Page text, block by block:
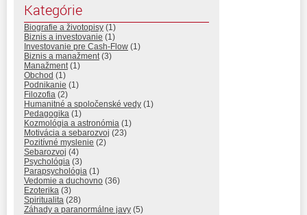
Kategórie
Biografie a životopisy (1)
Biznis a investovanie (1)
Investovanie pre Cash-Flow (1)
Biznis a manažment(3)
Manažment(1)
Obchod (1)
Podnikanie (1)
Filozofia (2)
Humanitné a spoločenské vedy (1)
Pedagogika (1)
Kozmológia a astronómia (1)
Motivácia a sebarozvoj (23)
Pozitívné myslenie (2)
Sebarozvoj (4)
Psychológia (3)
Parapsychológia (1)
Vedomie a duchovno (36)
Ezoterika (3)
Spiritualita (28)
Záhady a paranormálne javy (5)